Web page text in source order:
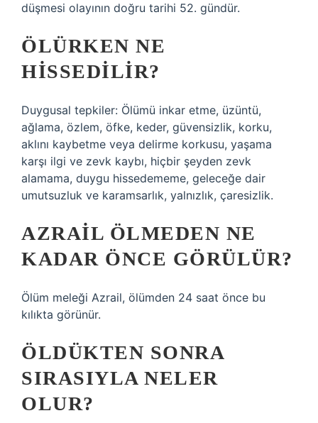
düşmesi olayının doğru tarihi 52. gündür.
ÖLÜRKEN NE
HISSEDILIR?
Duygusal tepkiler: Ölümü inkar etme, üzüntü,
ağlama, özlem, öfke, keder, güvensizlik, korku,
aklını kaybetme veya delirme korkusu, yaşama
karşı ilgi ve zevk kaybı, hiçbir şeyden zevk
alamama, duygu hissedememe, geleceğe dair
umutsuzluk ve karamsarlık, yalnızlık, çaresizlik.
AZRAIL ÖLMEDEN NE
KADAR ÖNCE GÖRÜLÜR?
Ölüm meleği Azrail, ölümden 24 saat önce bu
kılıkta görünür.
ÖLDÜKTEN SONRA
SIRASIYLA NELER
OLUR?